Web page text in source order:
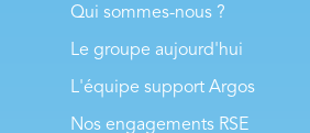
Qui sommes-nous ?
Le groupe aujourd'hui
L'équipe support Argos
Nos engagements RSE